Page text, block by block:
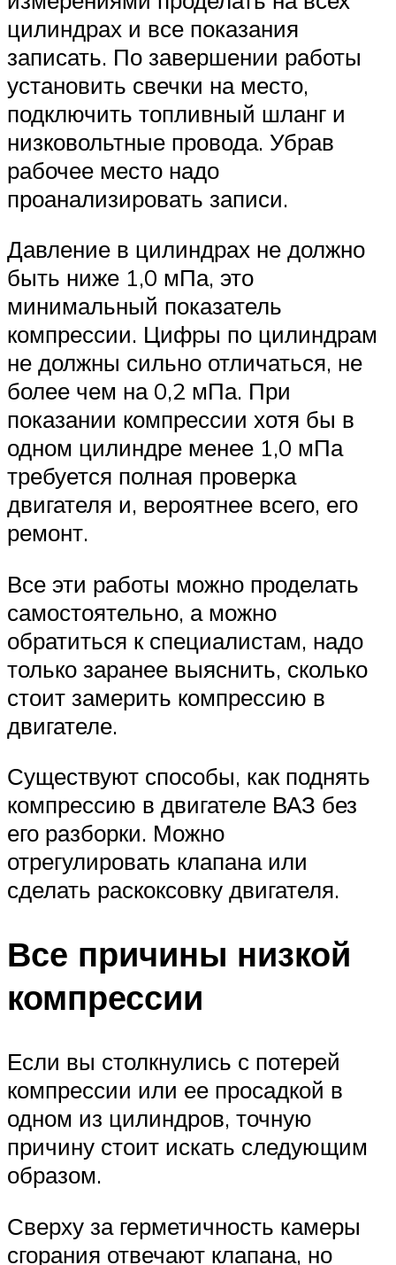
цилиндрах и все показания
записать. По завершении работы
установить свечки на место,
подключить топливный шланг и
низковольтные провода. Убрав
рабочее место надо
проанализировать записи.
Давление в цилиндрах не должно
быть ниже 1,0 мПа, это
минимальный показатель
компрессии. Цифры по цилиндрам
не должны сильно отличаться, не
более чем на 0,2 мПа. При
показании компрессии хотя бы в
одном цилиндре менее 1,0 мПа
требуется полная проверка
двигателя и, вероятнее всего, его
ремонт.
Все эти работы можно проделать
самостоятельно, а можно
обратиться к специалистам, надо
только заранее выяснить, сколько
стоит замерить компрессию в
двигателе.
Существуют способы, как поднять
компрессию в двигателе ВАЗ без
его разборки. Можно
отрегулировать клапана или
сделать раскоксовку двигателя.
Все причины низкой
компрессии
Если вы столкнулись с потерей
компрессии или ее просадкой в
одном из цилиндров, точную
причину стоит искать следующим
образом.
Сверху за герметичность камеры
сгорания отвечают клапана, но